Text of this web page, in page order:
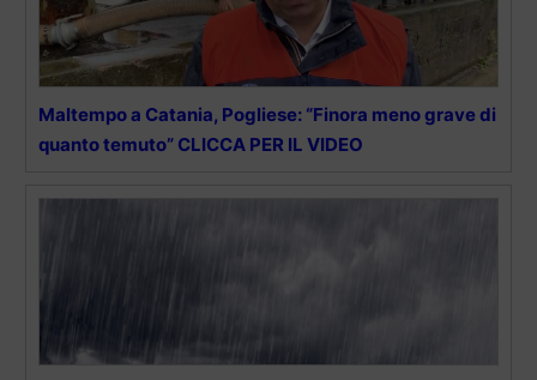
Maltempo a Catania, Pogliese: “Finora meno grave di
quanto temuto” CLICCA PER IL VIDEO